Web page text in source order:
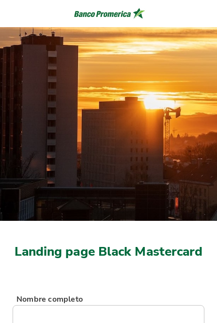
Landing page Black Mastercard
Nombre completo